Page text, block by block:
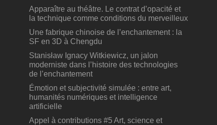
Apparaître au théâtre. Le contrat d’opacité et
la technique comme conditions du merveilleux
Une fabrique chinoise de l’enchantement : la
SF en 3D à Chengdu
Stanisław Ignacy Witkiewicz, un jalon
moderniste dans l’histoire des technologies
de l’enchantement
Émotion et subjectivité simulée : entre art,
humanités numériques et intelligence
artificielle
Appel à contributions #5 Art, science et